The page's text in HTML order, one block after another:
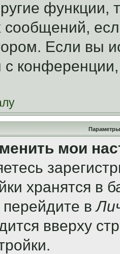
функции,
сообщений,
Если вы
Параметры
мои
хранятся в
перейдите в
вверху